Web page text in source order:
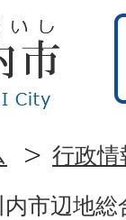
行政情
市辺地